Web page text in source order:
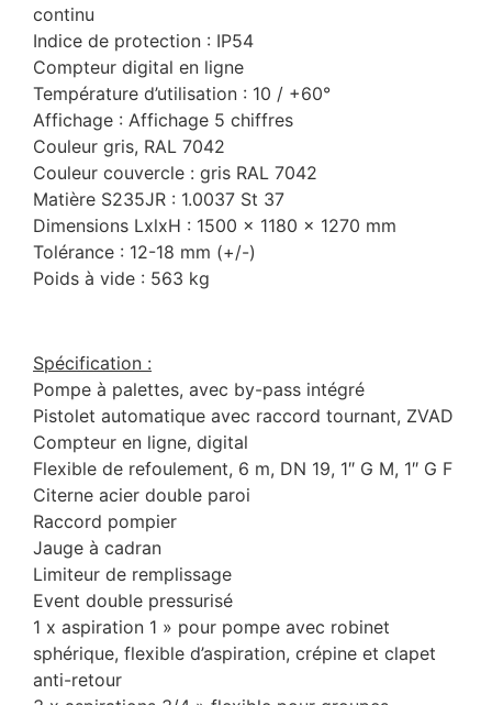
continu
Indice de protection : IP54
Compteur digital en ligne
Température d’utilisation : 10 / +60°
Affichage : Affichage 5 chiffres
Couleur gris, RAL 7042
Couleur couvercle : gris RAL 7042
Matière S235JR : 1.0037 St 37
Dimensions LxlxH : 1500 x 1180 x 1270 mm
Tolérance : 12-18 mm (+/-)
Poids à vide : 563 kg
Spécification :
Pompe à palettes, avec by-pass intégré
Pistolet automatique avec raccord tournant, ZVAD
Compteur en ligne, digital
Flexible de refoulement, 6 m, DN 19, 1″ G M, 1″ G F
Citerne acier double paroi
Raccord pompier
Jauge à cadran
Limiteur de remplissage
Event double pressurisé
1 x aspiration 1 » pour pompe avec robinet
sphérique, flexible d’aspiration, crépine et clapet
anti-retour